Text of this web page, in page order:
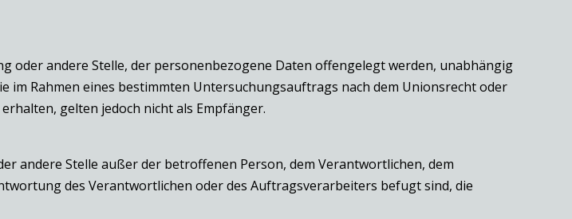
oder andere Stelle, der personenbezogene Daten offengelegt werden, unabhängig
im Rahmen eines bestimmten Untersuchungsauftrags nach dem Unionsrecht oder
gelten jedoch nicht als Empfänger.
andere Stelle außer der betroffenen Person, dem Verantwortlichen, dem
des Verantwortlichen oder des Auftragsverarbeiters befugt sind, die